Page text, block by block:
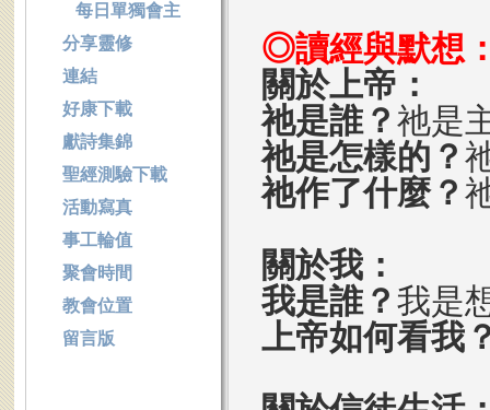
◎讀經與默想
關於上帝：
祂是誰？ 祂是
祂是怎樣的？
祂作了什麼？
關於我：
我是誰？ 我是
上帝如何看我
每日單獨會主
分享靈修
連結
好康下載
獻詩集錦
聖經測驗下載
活動寫真
事工輪值
聚會時間
教會位置
留言版